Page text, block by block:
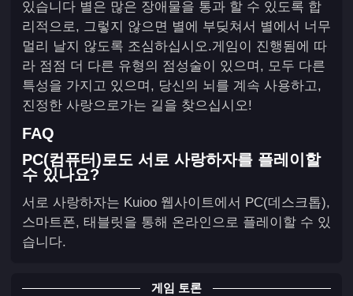
있습니다 별은 많은 장애물을 통과 할 수 있도록 합
리적으로, 그렇지 않으면 별에 부딪쳐서 별에서 너무
멀리 날지 않도록 조심하십시오.게임이 진행됨에 따
라 점점 더 다른 유형의 점성술이 있으며, 모두 다른
특성을 가지고 있으며, 당신의 뇌를 계속 사용하고,
진정한 사랑으로가는 길을 찾으십시오!
FAQ
PC(컴퓨터)로도 서로 사랑하자를 플레이할
수 있나요?
서로 사랑하자는 Kuioo 웹사이트에서 PC(데스크톱),
스마트폰, 태블릿을 통해 온라인으로 플레이할 수 있
습니다.
게임 토론